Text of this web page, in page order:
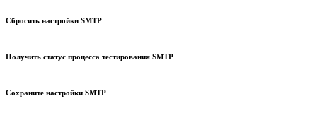
Сбросить настройки SMTP
Получить статус процесса тестирования SMTP
Сохраните настройки SMTP